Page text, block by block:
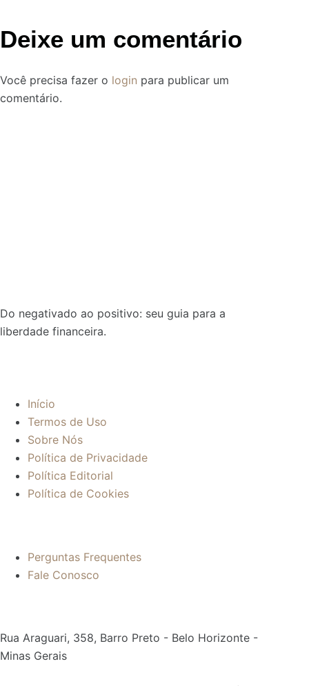
Deixe um comentário
Você precisa fazer o login para publicar um
comentário.
Do negativado ao positivo: seu guia para a
liberdade financeira.
Início
Termos de Uso
Sobre Nós
Política de Privacidade
Política Editorial
Política de Cookies
Perguntas Frequentes
Fale Conosco
Rua Araguari, 358, Barro Preto - Belo Horizonte -
Minas Gerais